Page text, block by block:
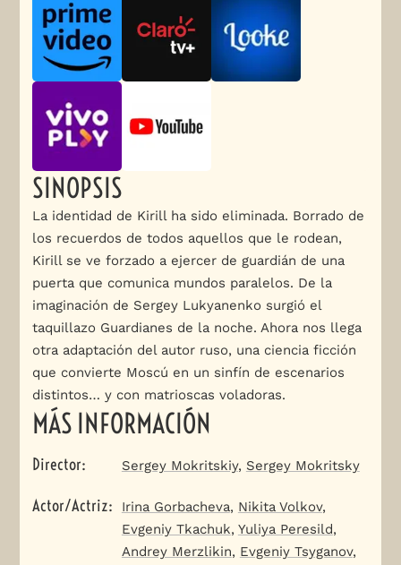
SINOPSIS
La identidad de Kirill ha sido eliminada. Borrado de
los recuerdos de todos aquellos que le rodean,
Kirill se ve forzado a ejercer de guardián de una
puerta que comunica mundos paralelos. De la
imaginación de Sergey Lukyanenko surgió el
taquillazo Guardianes de la noche. Ahora nos llega
otra adaptación del autor ruso, una ciencia ficción
que convierte Moscú en un sinfín de escenarios
distintos… y con matrioscas voladoras.
MÁS INFORMACIÓN
Director: Sergey Mokritskiy, Sergey Mokritsky
Actor/Actriz: Irina Gorbacheva, Nikita Volkov,
Evgeniy Tkachuk, Yuliya Peresild,
Andrey Merzlikin, Evgeniy Tsyganov,